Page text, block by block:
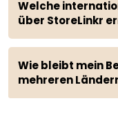
Welche
über StoreLinkr
Wie bleibt mein
mehreren